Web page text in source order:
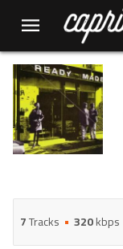
7Tracks 320kbps